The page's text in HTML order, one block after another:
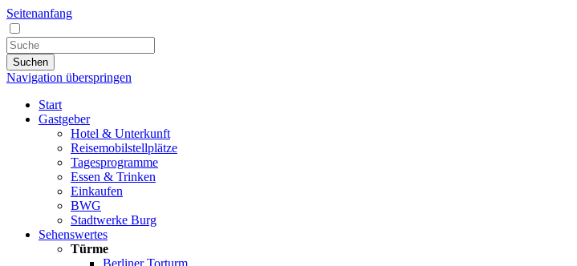
Seitenanfang
Suchen
Navigation überspringen
Start
Gastgeber
Hotel & Unterkunft
Reisemobilstellplätze
Tagesprogramme
Essen & Trinken
Einkaufen
BWG
Stadtwerke Burg
Sehenswertes
Türme
Berliner Torturm